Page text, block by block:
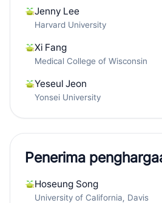
Jenny Lee
Harvard University
Xi Fang
Medical College of Wisconsin
Yeseul Jeon
Yonsei University
Penerima
Hoseung Song
University of California, Davis